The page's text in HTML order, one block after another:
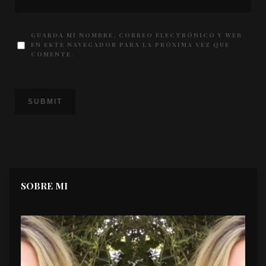
GUARDA MI NOMBRE, CORREO ELECTRÓNICO Y WEB
EN ESTE NAVEGADOR PARA LA PRÓXIMA VEZ QUE
COMENTE.
SOBRE MI